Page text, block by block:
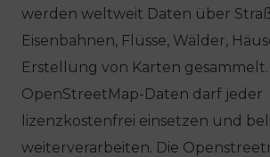
werden weltweit Daten über
Eisenbahnen, Flüsse, Wälder,
Erstellung von Karten gesammelt.
OpenStreetMap-Daten darf jeder
lizenzkostenfrei einsetzen und
weiterverarbeiten. Die